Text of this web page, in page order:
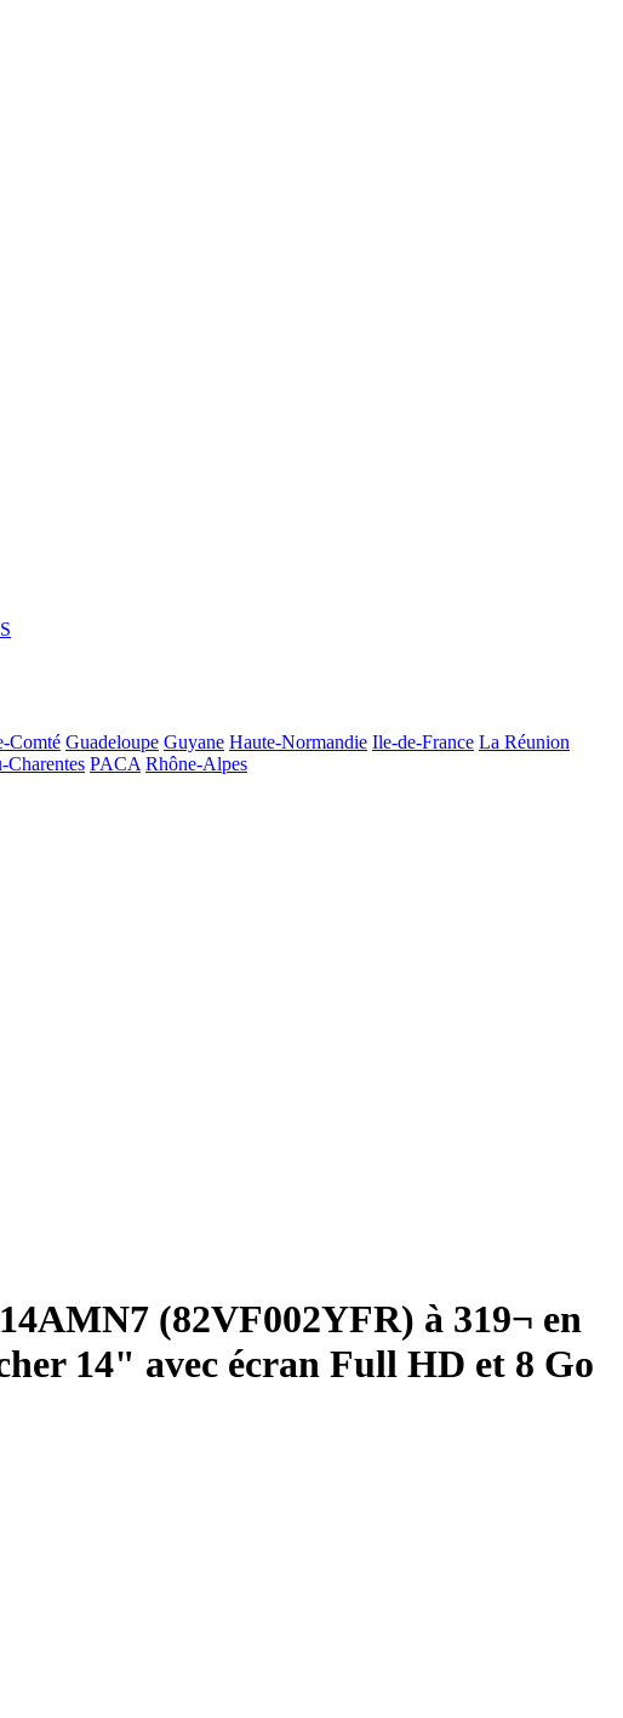
Comté Guadeloupe Guyane Haute-Normandie Ile-de-France La Réunion
Charentes PACA Rhône-Alpes
(82VF002YFR) à 319¬ en
14" avec écran Full HD et 8 Go